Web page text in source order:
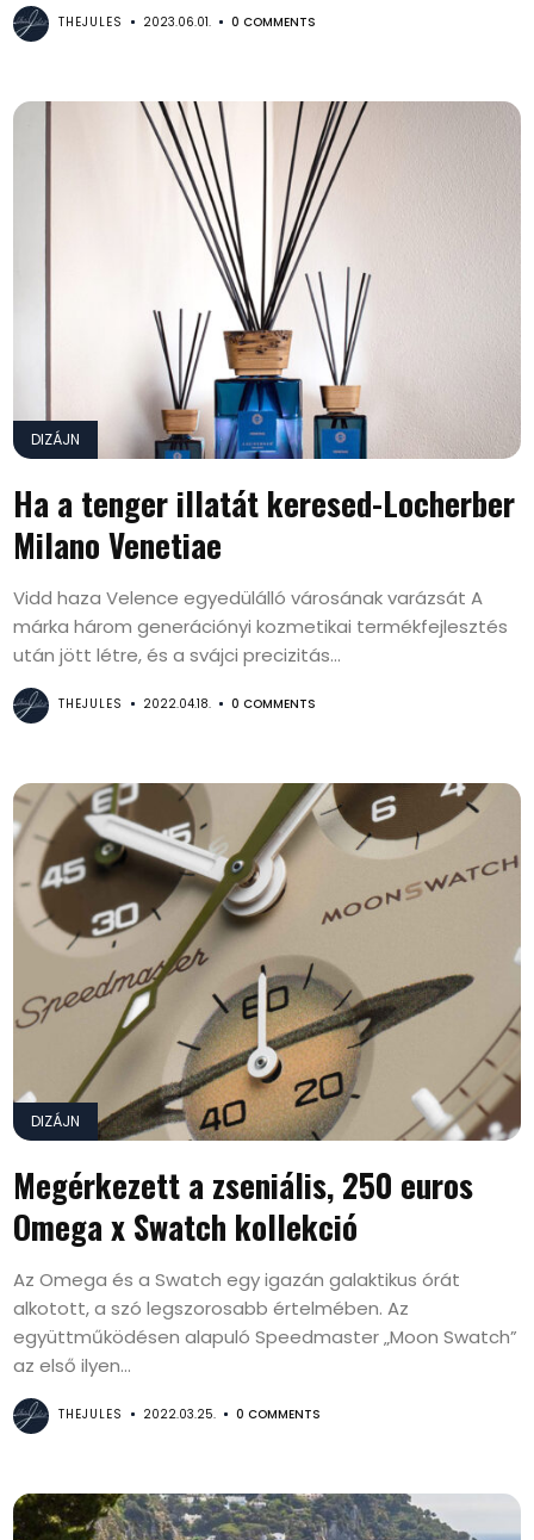
THEJULES 2023.06.01. 0 COMMENTS
DIZÁJN
Ha a tenger illatát keresed-Locherber
Milano Venetiae
Vidd haza Velence egyedülálló városának varázsát A
márka három generációnyi kozmetikai termékfejlesztés
után jött létre, és a svájci precizitás...
THEJULES 2022.04.18. 0 COMMENTS
DIZÁJN
Megérkezett a zseniális, 250 euros
Omega x Swatch kollekció
Az Omega és a Swatch egy igazán galaktikus órát
alkotott, a szó legszorosabb értelmében. Az
együttműködésen alapuló Speedmaster „Moon Swatch”
az első ilyen...
THEJULES 2022.03.25. 0 COMMENTS